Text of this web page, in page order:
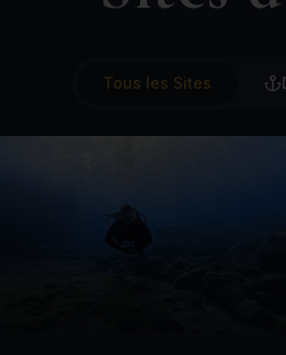
Tous les Sites